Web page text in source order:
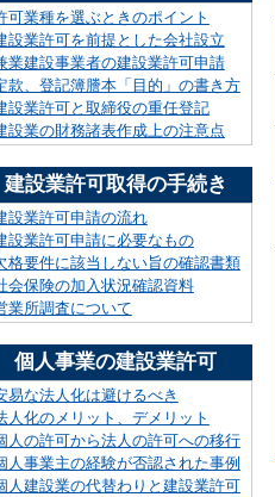
可業種を選ぶときのポイント
設業許可を前提とした会社設立
業建設事業者の建設業許可申請
款、登記簿謄本「目的」の書き方
設業許可と取締役の重任登記
設業の財務諸表作成上の注意点
建設業許可取得の手続き
設業許可申請の流れ
設業許可申請に必要なもの
格要件に該当しない旨の確認書類
会保険の加入状況確認資料
業所調査について
個人事業の建設業許可
易な法人化は避けるべき
人化のメリット、デメリット
人の許可から法人の許可への移行
人事業主の経験が否認された事例
人建設業の代替わりと建設業許可